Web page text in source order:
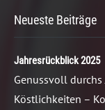
Neueste Beiträge
Jahresrückblick 2025
Genussvoll durchs
Köstlichkeiten –